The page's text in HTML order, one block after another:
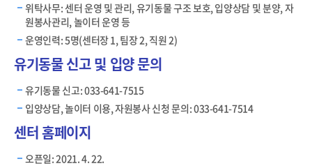
위탁사무: 센터 운영 및 관리, 유기동물 구조 보호, 입양상담 및 분양, 자
원봉사관리, 놀이터 운영 등
운영인력: 5명(센터장 1, 팀장 2, 직원 2)
유기동물 신고 및 입양 문의
유기동물 신고: 033-641-7515
입양상담, 놀이터 이용, 자원봉사 신청 문의: 033-641-7514
센터 홈페이지
오픈일: 2021. 4. 22.